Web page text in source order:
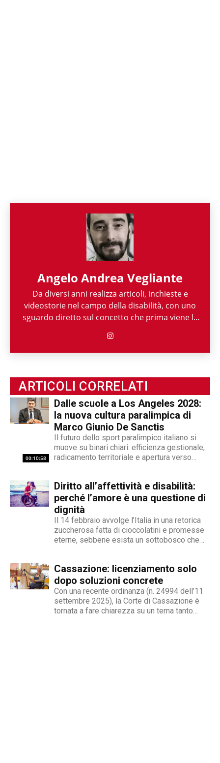
Angelo Andrea Vegliante
Da diversi anni realizza articoli, inchieste e
videostorie nel campo della disabilità, con uno
sguardo diretto sul concetto che prima viene la
esperienza nel mondo associazionistico italiano
e internazionale, Angelo Andrea Vegliante ha
ottenendo capacità eclettiche che gli
permettono di spaziare tra giornalismo,
videogiornalismo e speakeraggio radiofonico. La
sua impronta stilistica è da sempre al servizio
dei temi sociali: si fa portavoce delle fasce più
deboli della società, spinto dall'irrefrenabile
curiosità. L’immancabile sete di verità lo
contraddistingue per la dedizione al fact
redattore del nostro magazine online.
ARTICOLI CORRELATI
00:10:58
Dalle scuole a Los Angeles 2028:
la nuova cultura paralimpica di
Marco Giunio De Sanctis
Il futuro dello sport paralimpico italiano si
muove su binari chiari: efficienza gestionale,
radicamento territoriale e apertura verso
ha delineato una strategia che punta a
trasformare il movimento da ente di
gestione...
Diritto all’affettività e disabilità:
perché l’amore è una questione di
dignità
Il 14 febbraio avvolge l’Italia in una retorica
zuccherosa fatta di cioccolatini e promesse
eterne, sebbene esista un sottobosco che
un’opzione commerciale né un dato di di fatto,
ma...
Cassazione: licenziamento solo
dopo soluzioni concrete
Con una recente ordinanza (n. 24994 dell’11
settembre 2025), la Corte di Cassazione è
tornata a fare chiarezza su un tema tanto